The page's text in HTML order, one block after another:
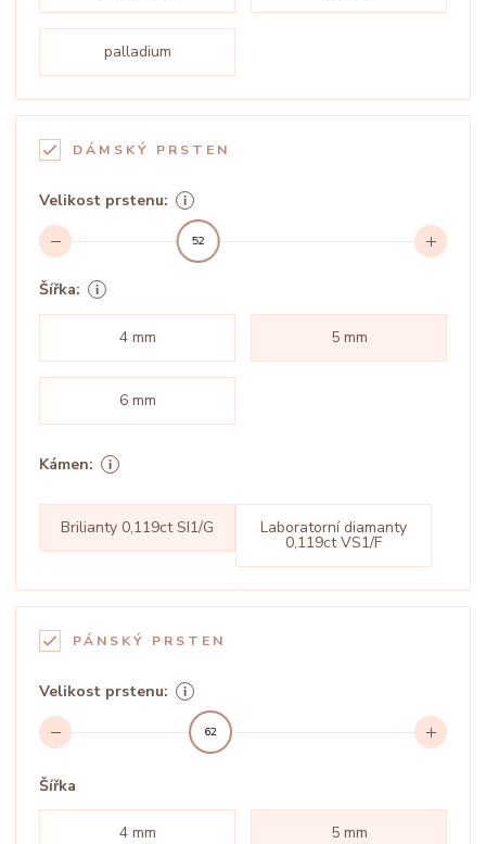
palladium
DÁMSKÝ PRSTEN
Velikost prstenu:
52
Šířka:
4 mm 5 mm
6 mm
Kámen:
Brilianty 0,119ct SI1/G Laboratorní diamanty
0,119ct VS1/F
PÁNSKÝ PRSTEN
Velikost prstenu:
62
Šířka
4 mm 5 mm